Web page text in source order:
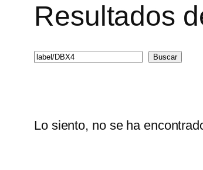
Resultados
Search Buscar
Lo siento, no se ha